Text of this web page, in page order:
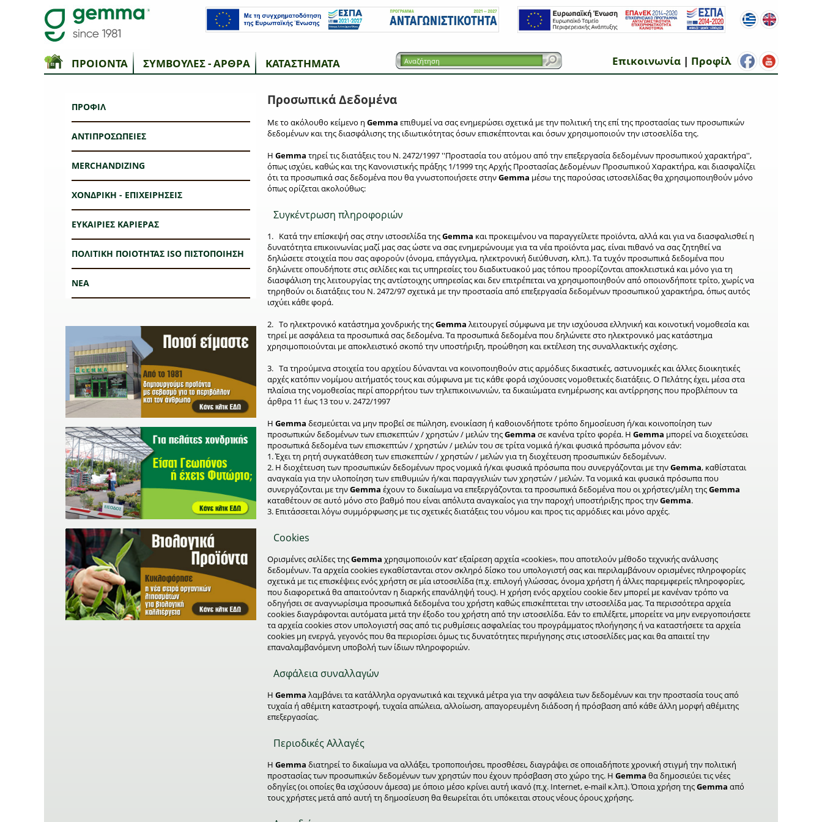
ΠΡΟΙΟΝΤΑ ΣΥΜΒΟΥΛΕΣ - ΑΡΘΡΑ ΚΑΤΑΣΤΗΜΑΤΑ Επικοινωνία | Προφίλ
ΠΡΟΦΙΛ
ΑΝΤΙΠΡΟΣΩΠΕΙΕΣ
MERCHANDIZING
ΧΟΝΔΡΙΚΗ - ΕΠΙΧΕΙΡΗΣΕΙΣ
ΕΥΚΑΙΡΙΕΣ ΚΑΡΙΕΡΑΣ
ΠΟΛΙΤΙΚΗ ΠΟΙΟΤΗΤΑΣ ISO ΠΙΣΤΟΠΟΙΗΣΗ
ΝΕΑ
Προσωπικά Δεδομένα
Με το ακόλουθο κείμενο η Gemma επιθυμεί να σας ενημερώσει σχετικά με την πολιτική της επί της προστασίας των προσωπικών
δεδομένων και της διασφάλισης της ιδιωτικότητας όσων επισκέπτονται και όσων χρησιμοποιούν την ιστοσελίδα της.
Η Gemma τηρεί τις διατάξεις του Ν. 2472/1997 ''Προστασία του ατόμου από την επεξεργασία δεδομένων προσωπικού χαρακτήρα'',
όπως ισχύει, καθώς και της Κανονιστικής πράξης 1/1999 της Αρχής Προστασίας Δεδομένων Προσωπικού Χαρακτήρα, και διασφαλίζει
ότι τα προσωπικά σας δεδομένα που θα γνωστοποιήσετε στηνGemma μέσω της παρούσας ιστοσελίδας θα χρησιμοποιηθούν μόνο
όπως ορίζεται ακολούθως:
Συγκέντρωση πληροφοριών
1. Κατά την επίσκεψή σας στην ιστοσελίδα τηςGemma και προκειμένου να παραγγείλετε προϊόντα, αλλά και για να διασφαλισθεί η
δυνατότητα επικοινωνίας μαζί μας σας ώστε να σας ενημερώνουμε για τα νέα προϊόντα μας, είναι πιθανό να σας ζητηθεί να
δηλώσετε στοιχεία που σας αφορούν (όνομα, επάγγελμα, ηλεκτρονική διεύθυνση, κλπ.). Τα τυχόν προσωπικά δεδομένα που
δηλώνετε οπουδήποτε στις σελίδες και τις υπηρεσίες του διαδικτυακού μας τόπου προορίζονται αποκλειστικά και μόνο για τη
διασφάλιση της λειτουργίας της αντίστοιχης υπηρεσίας και δεν επιτρέπεται να χρησιμοποιηθούν από οποιονδήποτε τρίτο, χωρίς να
τηρηθούν οι διατάξεις του Ν. 2472/97 σχετικά με την προστασία από επεξεργασία δεδομένων προσωπικού χαρακτήρα, όπως αυτός
ισχύει κάθε φορά.
2. Το ηλεκτρονικό κατάστημα χονδρικής τηςGemma λειτουργεί σύμφωνα με την ισχύουσα ελληνική και κοινοτική νομοθεσία και
τηρεί με ασφάλεια τα προσωπικά σας δεδομένα. Τα προσωπικά δεδομένα που δηλώνετε στο ηλεκτρονικό μας κατάστημα
χρησιμοποιούνται με αποκλειστικό σκοπό την υποστήριξη, προώθηση και εκτέλεση της συναλλακτικής σχέσης.
3. Τα τηρούμενα στοιχεία του αρχείου δύνανται να κοινοποιηθούν στις αρμόδιες δικαστικές, αστυνομικές και άλλες διοικητικές
αρχές κατόπιν νομίμου αιτήματός τους και σύμφωνα με τις κάθε φορά ισχύουσες νομοθετικές διατάξεις. Ο Πελάτης έχει, μέσα στα
πλαίσια της νομοθεσίας περί απορρήτου των τηλεπικοινωνιών, τα δικαιώματα ενημέρωσης και αντίρρησης που προβλέπουν τα
άρθρα 11 έως 13 του ν. 2472/1997
Η Gemma δεσμεύεται να μην προβεί σε πώληση, ενοικίαση ή καθοιονδήποτε τρόπο δημοσίευση ή/και κοινοποίηση των
προσωπικών δεδομένων των επισκεπτών / χρηστών / μελών τηςGemma σε κανένα τρίτο φορέα. Η Gemma μπορεί να διοχετεύσει
προσωπικά δεδομένα των επισκεπτών / χρηστών / μελών του σε τρίτα νομικά ή/και φυσικά πρόσωπα μόνον εάν:
1. Έχει τη ρητή συγκατάθεση των επισκεπτών / χρηστών / μελών για τη διοχέτευση προσωπικών δεδομένων.
2. Η διοχέτευση των προσωπικών δεδομένων προς νομικά ή/και φυσικά πρόσωπα που συνεργάζονται με τηνGemma, καθίσταται
αναγκαία για την υλοποίηση των επιθυμιών ή/και παραγγελιών των χρηστών / μελών. Τα νομικά και φυσικά πρόσωπα που
συνεργάζονται με τηνGemma έχουν το δικαίωμα να επεξεργάζονται τα προσωπικά δεδομένα που οι χρήστες/μέλη τηςGemma
καταθέτουν σε αυτό μόνο στο βαθμό που είναι απόλυτα αναγκαίος για την παροχή υποστήριξης προς τηνGemma.
3. Επιτάσσεται λόγω συμμόρφωσης με τις σχετικές διατάξεις του νόμου και προς τις αρμόδιες και μόνο αρχές.
Cookies
Ορισμένες σελίδες τηςGemma χρησιμοποιούν κατ’ εξαίρεση αρχεία «cookies», που αποτελούν μέθοδο τεχνικής ανάλυσης
δεδομένων. Τα αρχεία cookies εγκαθίστανται στον σκληρό δίσκο του υπολογιστή σας και περιλαμβάνουν ορισμένες πληροφορίες
σχετικά με τις επισκέψεις ενός χρήστη σε μία ιστοσελίδα (π.χ. επιλογή γλώσσας, όνομα χρήστη ή άλλες παρεμφερείς πληροφορίες,
που διαφορετικά θα απαιτούνταν η διαρκής επανάληψή τους). Η χρήση ενός αρχείου cookie δεν μπορεί με κανέναν τρόπο να
οδηγήσει σε αναγνωρίσιμα προσωπικά δεδομένα του χρήστη καθώς επισκέπτεται την ιστοσελίδα μας. Τα περισσότερα αρχεία
cookies διαγράφονται αυτόματα μετά την έξοδο του χρήστη από την ιστοσελίδα. Εάν το επιλέξετε, μπορείτε να μην ενεργοποιήσετε
τα αρχεία cookies στον υπολογιστή σας από τις ρυθμίσεις ασφαλείας του προγράμματος πλοήγησης ή να καταστήσετε τα αρχεία
cookies μη ενεργά, γεγονός που θα περιορίσει όμως τις δυνατότητες περιήγησης στις ιστοσελίδες μας και θα απαιτεί την
επαναλαμβανόμενη υποβολή των ίδιων πληροφοριών.
Ασφάλεια συναλλαγών
Η Gemma λαμβάνει τα κατάλληλα οργανωτικά και τεχνικά μέτρα για την ασφάλεια των δεδομένων και την προστασία τους από
τυχαία ή αθέμιτη καταστροφή, τυχαία απώλεια, αλλοίωση, απαγορευμένη διάδοση ή πρόσβαση από κάθε άλλη μορφή αθέμιτης
επεξεργασίας.
Περιοδικές Αλλαγές
Η Gemma διατηρεί το δικαίωμα να αλλάξει, τροποποιήσει, προσθέσει, διαγράψει σε οποιαδήποτε χρονική στιγμή την πολιτική
προστασίας των προσωπικών δεδομένων των χρηστών που έχουν πρόσβαση στο χώρο της. Η Gemma θα δημοσιεύει τις νέες
οδηγίες (οι οποίες θα ισχύσουν άμεσα) με όποιο μέσο κρίνει αυτή ικανό (π.χ. Internet, e-mail κ.λπ.). Όποια χρήση τηςGemma από
τους χρήστες μετά από αυτή τη δημοσίευση θα θεωρείται ότι υπόκειται στους νέους όρους χρήσης.